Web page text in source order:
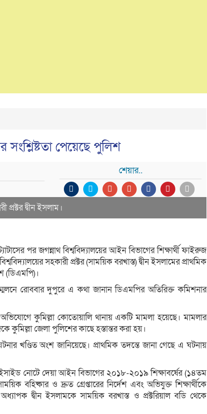
সংশ্লিষ্টতা পেয়েছে পুলিশ
শেয়ার..
প্রক্টর দ্বীন ইসলাম।
পর জগন্নাথ বিশ্ববিদ্যালয়ের আইন বিভাগের শিক্ষার্থী ফাইরুজ
সহকারী প্রক্টর (সাময়িক বরখাস্ত) দ্বীন ইসলামের প্রাথমিক
(ডিএমপি)।
রোববার দুপুরে এ কথা জানান ডিএমপির অতিরিক্ত কমিশনার
কুমিল্লা কোতোয়ালি থানায় একটি মামলা হয়েছে। মামলার
কুমিল্লা জেলা পুলিশের কাছে হস্তান্তর করা হয়।
খণ্ডিত অংশ জানিয়েছে। প্রাথমিক তদন্তে জানা গেছে এ ঘটনায়
নোটে দেয়া আইন বিভাগের ২০১৮-২০১৯ শিক্ষাবর্ষের (১৪তম
বহিষ্কার ও দ্রুত গ্রেপ্তারের নির্দেশ এবং অভিযুক্ত শিক্ষার্থীকে
দ্বীন ইসলামকে সাময়িক বরখাস্ত ও প্রক্টরিয়াল বডি থেকে